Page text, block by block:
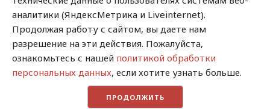
Криминал
Успех
Хватит это терпеть
аналитики (ЯндексМетрика и Liveinternet).
Продолжая работу с сайтом, вы даете нам
разрешение на эти действия. Пожалуйста,
ознакомьтесь с нашей политикой обработки
персональных данных, если хотите узнать больше.
ПРОДОЛЖИТЬ